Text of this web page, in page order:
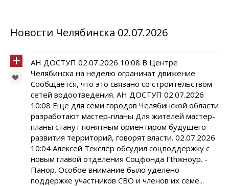
Новости Челябинска 02.07.2026
АН ДОСТУП 02.07.2026 10:08 В Центре
Челябинска на неделю ограничат движение
Сообщается, что это связано со строительством
сетей водоотведения. АН ДОСТУП 02.07.2026
10:08 Еще для семи городов Челябинской области
разработают мастер-планы Для жителей мастер-
планы станут понятным ориентиром будущего
развития территорий, говорят власти. 02.07.2026
10:04 Алексей Текслер обсудил соцподдержку с
новым главой отделения Соцфонда Гthжноур. -
Панор. Особое внимание было уделено
поддержке участников СВО и членов их семе...